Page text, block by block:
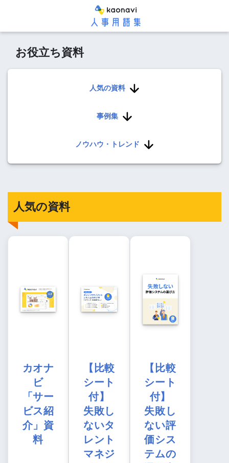
お役立ち資料
人気の資料
事例集
ノウハウ・トレンド
人気の資料
カオナ
ビ
「サー
ビス紹
介」資
料
【比較
シート
付】
失敗し
ないタ
レント
マネジ
【比較
シート
付】
失敗し
ない評
価シス
テムの